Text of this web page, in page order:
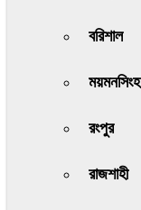
বরিশাল
ময়মনসিংহ
রংপুর
রাজশাহী